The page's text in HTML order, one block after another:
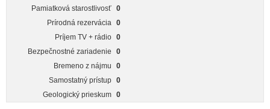
Pamiatková starostlivosť 0
Prírodná rezervácia 0
Príjem TV + rádio 0
Bezpečnostné zariadenie
0
Bremeno z nájmu
0
Samostatný prístup 0
Geologický prieskum 0